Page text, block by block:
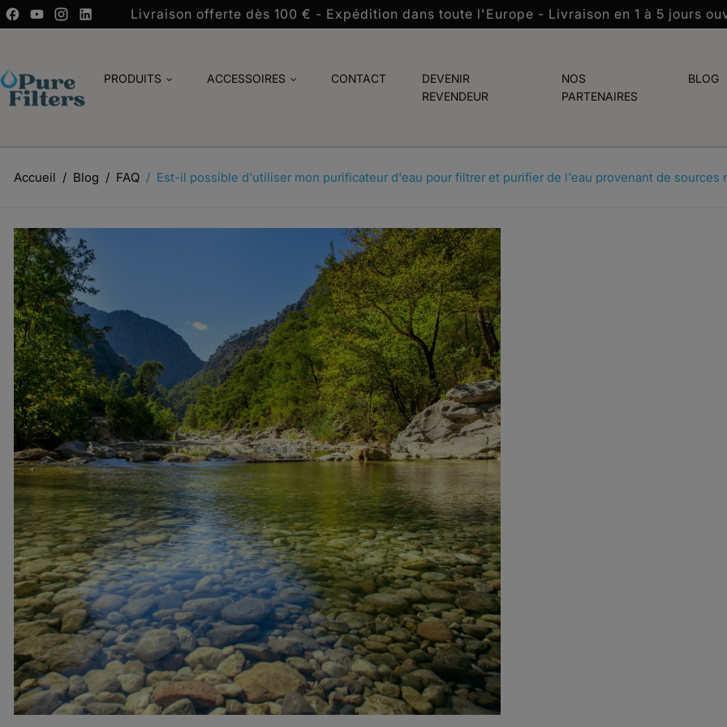
Livraison offerte dès 100 € - Expédition dans toute l'Europe - Livraison en 1 à 5 jours
PRODUITS ACCESSOIRES CONTACT
DEVENIR
REVENDEUR
NOS
PARTENAIRES
BLOG
Accueil Blog FAQ Est-il possible d'utiliser mon purificateur d'eau pour filtrer et purifier de l'eau provenant de sources